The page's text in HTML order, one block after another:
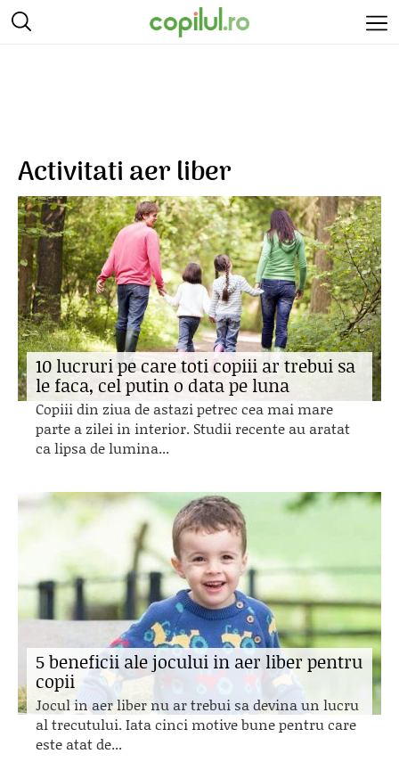
Activitati aer liber
10 lucruri pe care toti copiii ar trebui sa
le faca, cel putin o data pe luna
Copiii din ziua de astazi petrec cea mai mare
parte a zilei in interior. Studii recente au aratat
ca lipsa de lumina...
5 beneficii ale jocului in aer liber pentru
copii
Jocul in aer liber nu ar trebui sa devina un lucru
al trecutului. Iata cinci motive bune pentru care
este atat de...